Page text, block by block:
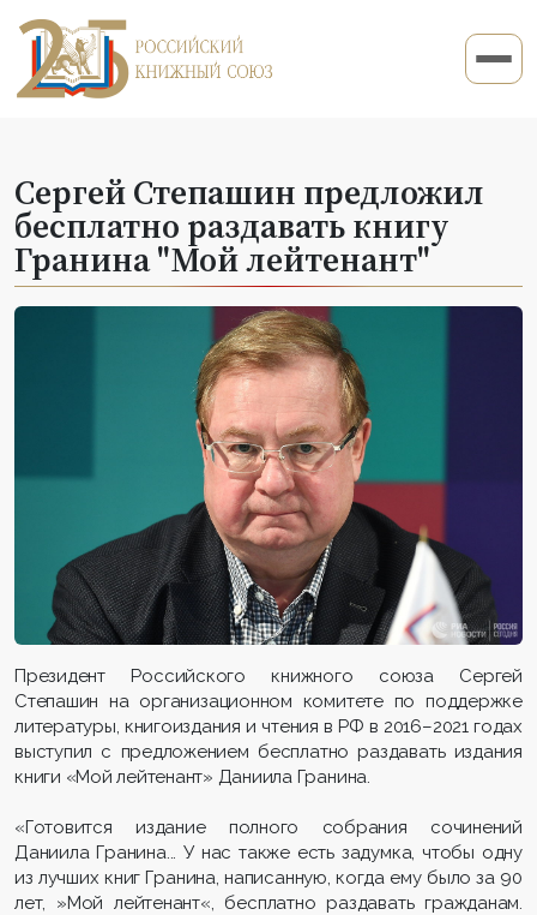
Сергей Степашин предложил
бесплатно раздавать книгу
Гранина "Мой лейтенант"
Президент Российского книжного союза Сергей
Степашин на организационном комитете по поддержке
литературы, книгоиздания и чтения в РФ в 2016–2021 годах
выступил с предложением бесплатно раздавать издания
книги «Мой лейтенант» Даниила Гранина.
«Готовится издание полного собрания сочинений
Даниила Гранина... У нас также есть задумка, чтобы одну
из лучших книг Гранина, написанную, когда ему было за 90
лет, »Мой лейтенант«, бесплатно раздавать гражданам.